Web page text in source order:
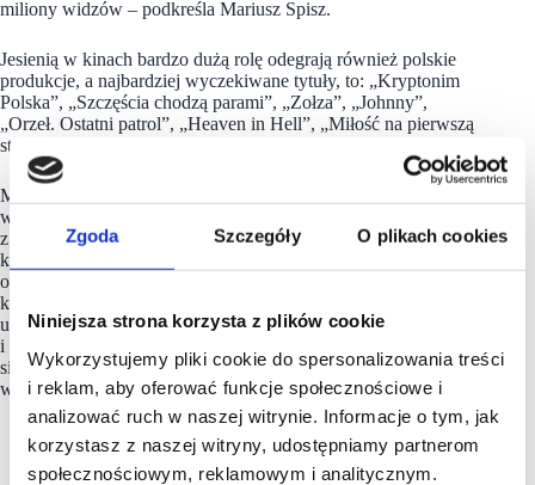
Zgoda Szczegóły O plikach cookies
Niniejsza strona korzysta z plików cookie
Wykorzystujemy pliki cookie do spersonalizowania treści
i reklam, aby oferować funkcje społecznościowe i
analizować ruch w naszej witrynie. Informacje o tym, jak
korzystasz z naszej witryny, udostępniamy partnerom
społecznościowym, reklamowym i analitycznym.
miliony widzów – podkreśla Mariusz Spisz.
Jesienią w kinach bardzo dużą rolę odegrają również polskie
produkcje, a najbardziej wyczekiwane tytuły, to: „Kryptonim
Polska”, „Szczęścia chodzą parami”, „Zołza”, „Johnny”,
„Orzeł. Ostatni patrol”, „Heaven in Hell”, „Miłość na pierwszą
stronę” oraz „Listy do M. 5”.
Multikino Media sp. z o.o. to firma wyodrębniona w 2012 roku
w ramach struktury Grupy Multikino. Oferta spółki składa się
z działalności brokerskiej w zakresie sprzedaży reklamy
kinowej (centralnej i lokalnej), sponsoringu i akcji specjalnych
oraz sprzedaży korporacyjnej obejmującej organizację
konferencji w kinach oraz sprzedaż kuponów. Świadczone
usługi obejmują również obsługę kin spoza sieci Multikino
i Cinema3D. Multikino Media, w związku ze 100% cyfryzacją
sieci kin Multikino, zapewnia innowacyjne rozwiązania
w zakresie reklamy kinowej.